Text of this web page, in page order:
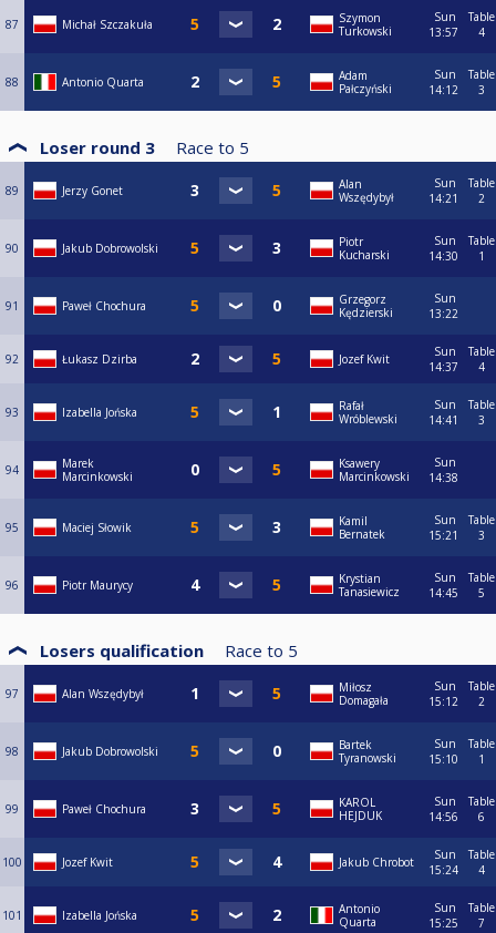
87 Michał Szczakuła
Szymon
Turkowski
Sun
13:57
Table
4
88 Antonio Quarta
Adam
Pałczyński
Sun
14:12
Table
3
Loser round 3 Race to 5
89 Jerzy Gonet
Alan
Wszędybył
Sun
14:21
Table
2
90 Jakub Dobrowolski
Piotr
Kucharski
Sun
14:30
Table
1
91 Paweł Chochura
Grzegorz
Kędzierski
Sun
13:22
92 Łukasz Dzirba Jozef Kwit
Sun
14:37
Table
4
93 Izabella Jońska
Rafał
Wróblewski
Sun
14:41
Table
3
94
Marek
Marcinkowski
Ksawery
Marcinkowski
Sun
14:38
95 Maciej Słowik
Kamil
Bernatek
Sun
15:21
Table
3
96 Piotr Maurycy
Krystian
Tanasiewicz
Sun
14:45
Table
5
Losers qualification Race to 5
97 Alan Wszędybył
Miłosz
Domagała
Sun
15:12
Table
2
98 Jakub Dobrowolski
Bartek
Tyranowski
Sun
15:10
Table
1
99 Paweł Chochura
KAROL
HEJDUK
Sun
14:56
Table
6
100 Jozef Kwit Jakub Chrobot
Sun
15:24
Table
4
101 Izabella Jońska
Antonio
Quarta
Sun
15:25
Table
7